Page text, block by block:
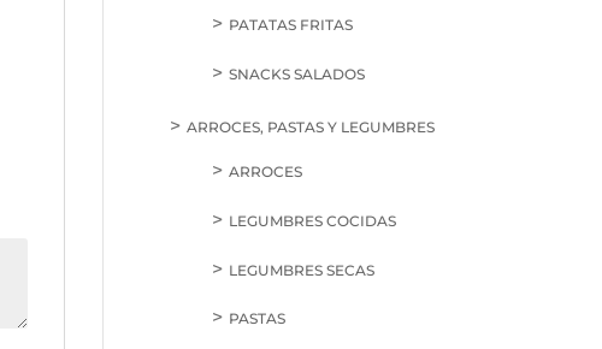
PATATAS FRITAS
SNACKS SALADOS
ARROCES, PASTAS Y LEGUMBRES
ARROCES
LEGUMBRES COCIDAS
LEGUMBRES SECAS
PASTAS